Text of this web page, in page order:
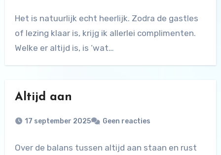
Het is natuurlijk echt heerlijk. Zodra de gastles
of lezing klaar is, krijg ik allerlei complimenten.
Welke er altijd is, is ‘wat…
Altijd aan
17 september 2025 Geen reacties
Over de balans tussen altijd aan staan en rust